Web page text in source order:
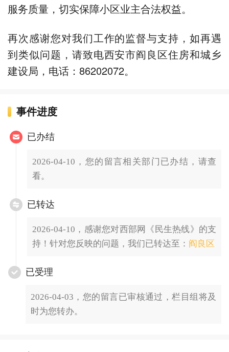
服务质量，切实保障小区业主合法权益。
再次感谢您对我们工作的监督与支持，如再遇
到类似问题，请致电西安市阎良区住房和城乡
建设局，电话：86202072。
事件进度
已办结
2026-04-10，您的留言相关部门已办结，请查
看。
已转达
2026-04-10，感谢您对西部网《民生热线》的支
持！针对您反映的问题，我们已转达至： 阎良区
已受理
2026-04-03，您的留言已审核通过，栏目组将及
时为您转办。